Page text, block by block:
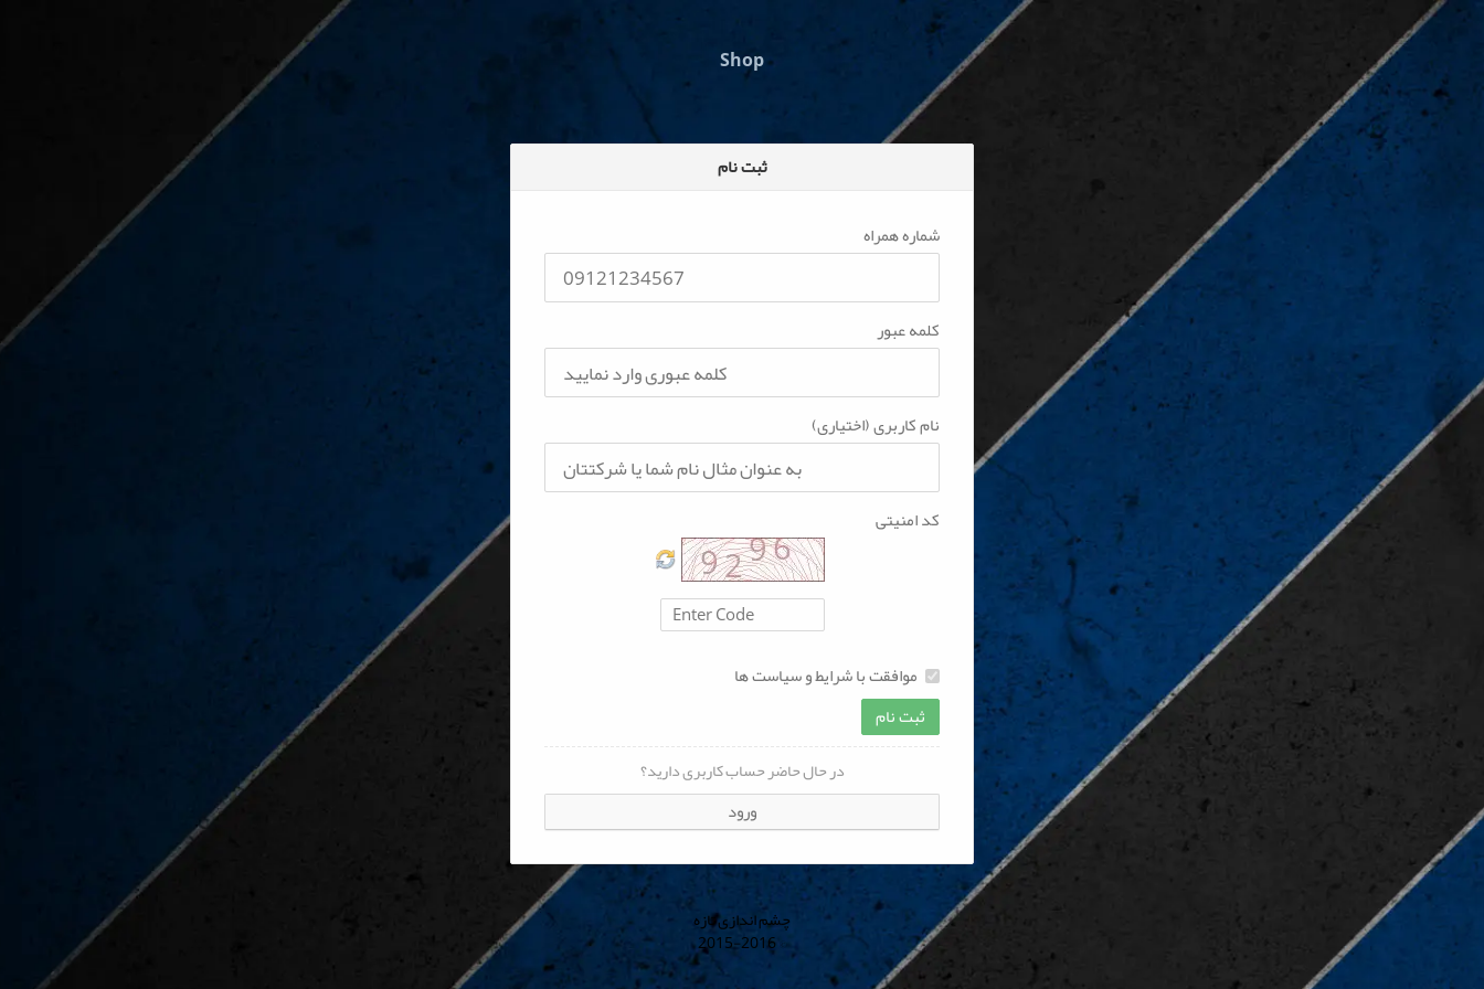
Shop
ثبت نام
شماره همراه
کلمه عبور
نام کاربری (اختیاری)
کد امنیتی
موافقت با شرایط و سیاست ها
ثبت نام
در حال حاضر حساب کاربری دارید؟
ورود
چشم اندازی تازه
© 2015-2016